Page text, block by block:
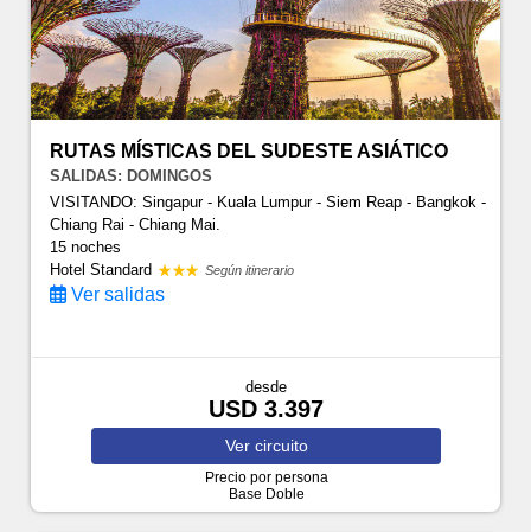
RUTAS MÍSTICAS DEL SUDESTE ASIÁTICO
SALIDAS: DOMINGOS
VISITANDO: Singapur - Kuala Lumpur - Siem Reap - Bangkok -
Chiang Rai - Chiang Mai.
15 noches
Hotel Standard
Según itinerario
Ver salidas
desde
USD 3.397
Ver circuito
Precio por persona
Base Doble